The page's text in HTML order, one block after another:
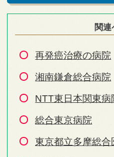
関
再発癌治療の病院
湘南鎌倉総合病院
NTT東日本関東病
総合東京病院
東京都立多摩総合